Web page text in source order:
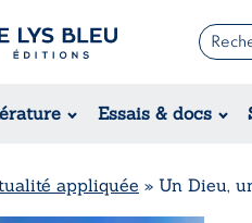
Essais & docs
Romans
Suspense / Thriller /
appliquée » Un Dieu,